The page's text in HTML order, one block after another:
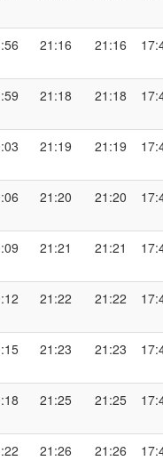
21:16
21:16
23:56
21:18
21:18
23:59
21:19
21:19
00:03
21:20
21:20
00:06
21:21
21:21
00:09
21:22
21:22
00:12
21:23
21:23
00:15
21:25
21:25
00:18
21:26
21:26
00:22